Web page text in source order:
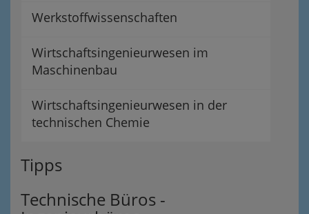
Werkstoffwissenschaften
Wirtschaftsingenieurwesen im
Maschinenbau
Wirtschaftsingenieurwesen in der
technischen Chemie
Tipps
Technische Büros -